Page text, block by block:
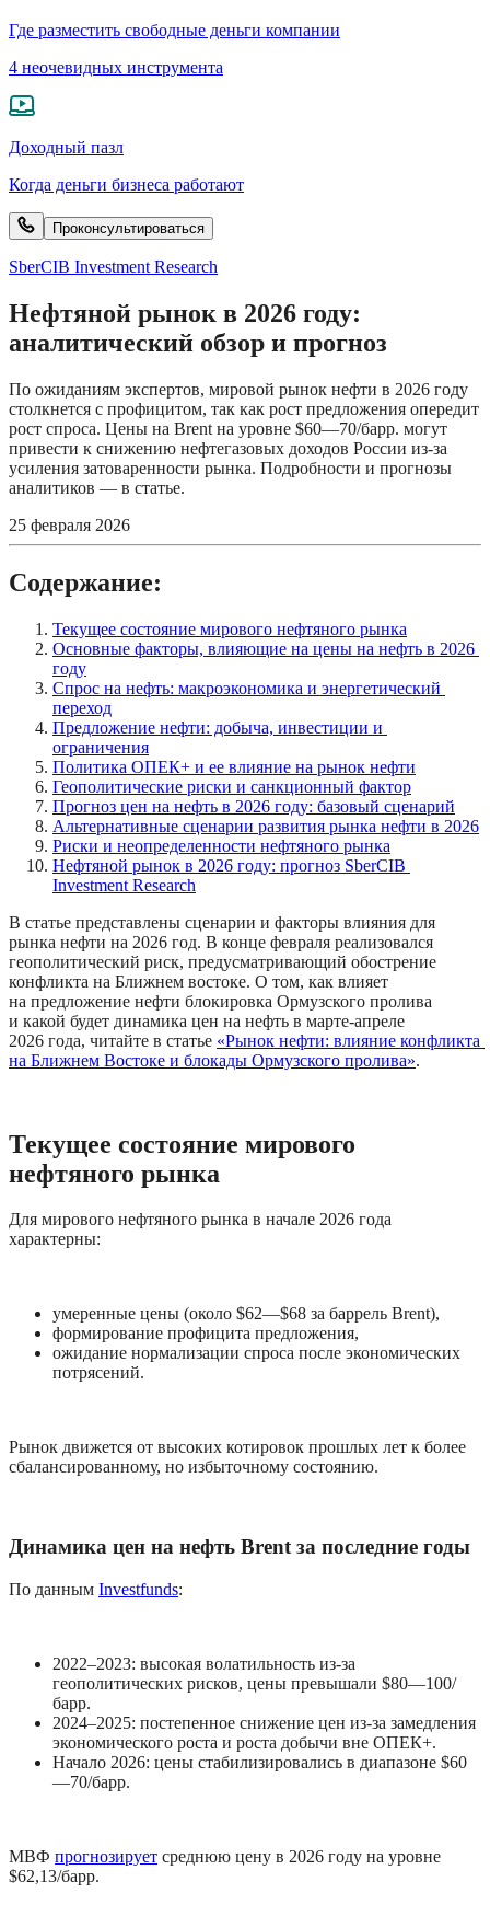
Где разместить свободные деньги компании
4 неочевидных инструмента
Доходный пазл
Когда деньги бизнеса работают
Проконсультироваться
SberCIB Investment Research
Нефтяной рынок в 2026 году:
аналитический обзор и прогноз
По ожиданиям экспертов, мировой рынок нефти в 2026 году
столкнется с профицитом, так как рост предложения опередит
рост спроса. Цены на Brent на уровне $60—70/барр. могут
привести к снижению нефтегазовых доходов России из-за
усиления затоваренности рынка. Подробности и прогнозы
аналитиков — в статье.
25 февраля 2026
Содержание:
Текущее состояние мирового нефтяного рынка
Основные факторы, влияющие на цены на нефть в 2026
году
Спрос на нефть: макроэкономика и энергетический
переход
Предложение нефти: добыча, инвестиции и
ограничения
Политика ОПЕК+ и ее влияние на рынок нефти
Геополитические риски и санкционный фактор
Прогноз цен на нефть в 2026 году: базовый сценарий
Альтернативные сценарии развития рынка нефти в 2026
Риски и неопределенности нефтяного рынка
Нефтяной рынок в 2026 году: прогноз SberCIB
Investment Research
В статье представлены сценарии и факторы влияния для
рынка нефти на 2026 год. В конце февраля реализовался
геополитический риск, предусматривающий обострение
конфликта на Ближнем востоке. О том, как влияет
на предложение нефти блокировка Ормузского пролива
и какой будет динамика цен на нефть в марте-апреле
2026 года, читайте в статье «Рынок нефти: влияние конфликта
на Ближнем Востоке и блокады Ормузского пролива».
Текущее состояние мирового
нефтяного рынка
Для мирового нефтяного рынка в начале 2026 года
характерны:
умеренные цены (около $62—$68 за баррель Brent),
формирование профицита предложения,
ожидание нормализации спроса после экономических
потрясений.
Рынок движется от высоких котировок прошлых лет к более
сбалансированному, но избыточному состоянию.
Динамика цен на нефть Brent за последние годы
По данным Investfunds:
2022–2023: высокая волатильность из-за
геополитических рисков, цены превышали $80—100/
барр.
2024–2025: постепенное снижение цен из-за замедления
экономического роста и роста добычи вне ОПЕК+.
Начало 2026: цены стабилизировались в диапазоне $60
—70/барр.
МВФ прогнозирует среднюю цену в 2026 году на уровне
$62,13/барр.